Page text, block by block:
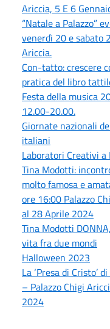
Ariccia, 5 E 6
“Natale a Palazzo”
venerdì 20 e sabato
Ariccia.
Con-tatto: crescere
pratica del libro
Festa della musica
12.00-20.00.
Giornate nazionali
italiani
Laboratori Creativi a
Tina Modotti:
molto famosa e
ore 16:00 Palazzo
al 28 Aprile 2024
Tina Modotti
vita fra due mondi
Halloween 2023
La ‘Presa di Cristo’
– Palazzo Chigi
2024